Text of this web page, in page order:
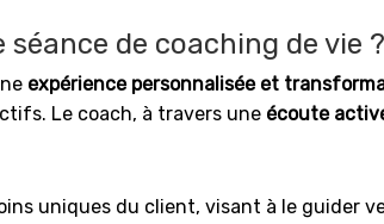
de coaching de vie ?
expérience personnalisée et
Le coach, à travers une écoute
uniques du client, visant à le